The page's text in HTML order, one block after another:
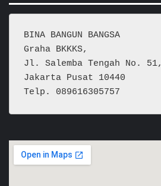
BINA BANGUN BANGSA
Graha BKKKS,
Jl. Salemba Tengah No. 51,
Jakarta Pusat 10440
Telp. 089616305757